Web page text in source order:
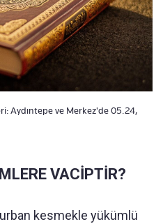
Aydıntepe ve Merkez'de 05.24,
VACİPTİR?
kesmekle yükümlü